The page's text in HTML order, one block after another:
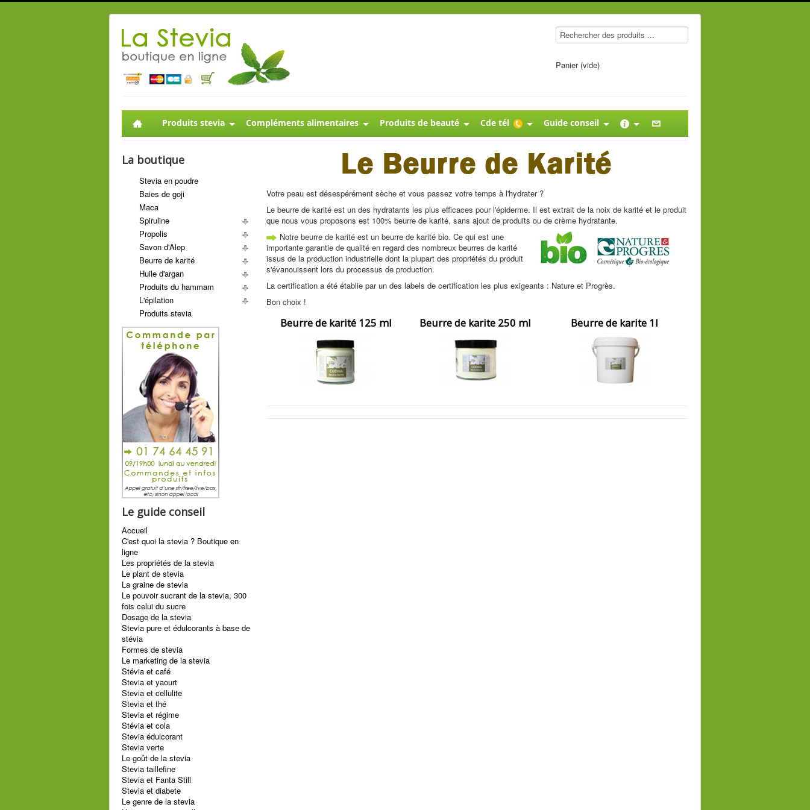
Panier (vide)
Produits stevia Compléments alimentaires Produits de beauté Cde tél Guide conseil
La boutique
Stevia en poudre
Baies de goji
Maca
Spiruline
Propolis
Savon d'Alep
Beurre de karité
Huile d'argan
Produits du hammam
L'épilation
Produits stevia
Le guide conseil
Accueil
C'est quoi la stevia ? Boutique en
ligne
Les propriétés de la stevia
Le plant de stevia
La graine de stevia
Le pouvoir sucrant de la stevia, 300
fois celui du sucre
Dosage de la stevia
Stevia pure et édulcorants à base de
stévia
Formes de stevia
Le marketing de la stevia
Stévia et café
Stevia et yaourt
Stevia et cellulite
Stevia et thé
Stevia et régime
Stévia et cola
Stevia édulcorant
Stevia verte
Le goût de la stevia
Stevia taillefine
Stevia et Fanta Still
Stevia et diabete
Le genre de la stevia
Votre peau est désespérément sèche et vous passez votre temps à l'hydrater ?
Le beurre de karité est un des hydratants les plus efficaces pour l'épiderme. Il est extrait de la noix de karité et le produit
que nous vous proposons est 100% beurre de karité, sans ajout de produits ou de crème hydratante.
Notre beurre de karité est un beurre de karité bio. Ce qui est une
importante garantie de qualité en regard des nombreux beurres de karité
issus de la production industrielle dont la plupart des propriétés du produit
s'évanouissent lors du processus de production.
La certification a été établie par un des labels de certification les plus exigeants : Nature et Progrès.
Bon choix !
Beurre de karité 125 ml Beurre de karite 250 ml Beurre de karite 1l